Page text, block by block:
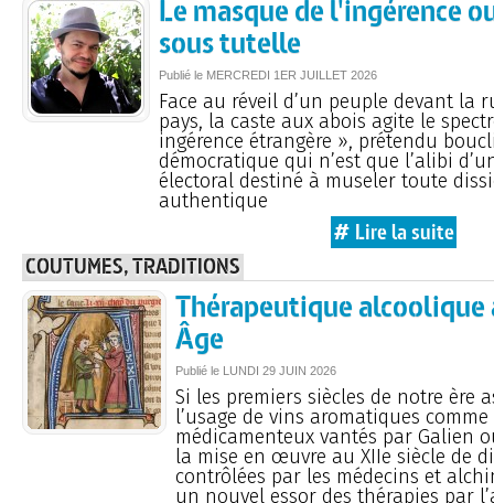
Le masque de l'ingérence
sous tutelle
Publié le MERCREDI 1ER JUILLET 2026
Face au réveil d’un peuple devant la
pays, la caste aux abois agite le
ingérence étrangère », prétendu
démocratique qui n’est que l’alibi
électoral destiné à museler toute
authentique
# Lire la suite
COUTUMES, TRADITIONS
Thérapeutique alcoolique
Âge
Publié le LUNDI 29 JUIN 2026
Si les premiers siècles de notre ère
l’usage de vins aromatiques
médicamenteux vantés par Galien
la mise en œuvre au XIIe siècle de
contrôlées par les médecins et
un nouvel essor des thérapies par